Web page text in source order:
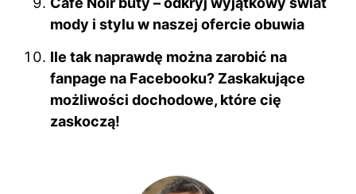
mody i stylu w naszej ofercie obuwia
Ile tak naprawdę można zarobić na
fanpage na Facebooku? Zaskakujące
możliwości dochodowe, które cię
zaskoczą!